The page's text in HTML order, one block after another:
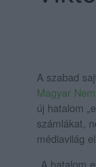
A szabad
Magyar
új hatalom
számlákat,
médiavilág
„A hatalom